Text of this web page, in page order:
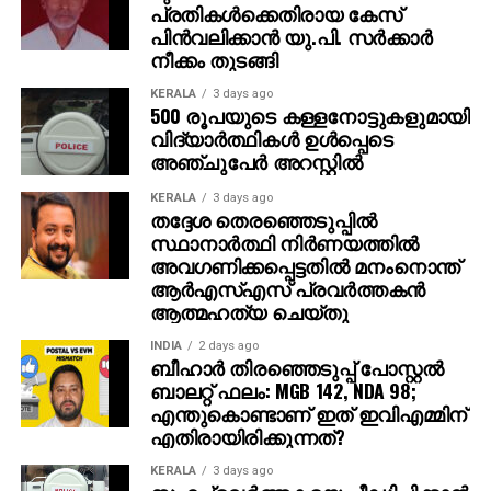
അതേസമയം, ബാഹുബലി ഒന്നും രണ്ടും ഭാഗങ്ങളും
ചേര്‍ത്ത ‘ദി എപ്പിക്ക്’ തിയറ്ററുകളില്‍ ആവേശം
സൃഷ്ടിച്ചുകൊണ്ടിരിക്കുകയാണ്.
പ്രതികള്‍ക്കെതിരായ കേസ്
പിന്‍വലിക്കാന്‍ യു.പി. സര്‍ക്കാര്‍
നീക്കം തുടങ്ങി
KERALA 3 days ago
500 രൂപയുടെ കള്ളനോട്ടുകളുമായി
വിദ്യാര്‍ത്ഥികള്‍ ഉള്‍പ്പെടെ
അഞ്ചുപേര്‍ അറസ്റ്റില്‍
KERALA 3 days ago
തദ്ദേശ തെരഞ്ഞെടുപ്പില്‍
സ്ഥാനാര്‍ത്ഥി നിര്‍ണയത്തില്‍
അവഗണിക്കപ്പെട്ടതില്‍ മനംനൊന്ത്
ആര്‍എസ്എസ് പ്രവര്‍ത്തകന്‍
ആത്മഹത്യ ചെയ്തു
INDIA 2 days ago
ബീഹാർ തിരഞ്ഞെടുപ്പ് പോസ്റ്റൽ
ബാലറ്റ് ഫലം: MGB 142, NDA 98;
എന്തുകൊണ്ടാണ് ഇത് ഇവിഎമ്മിന്
എതിരായിരിക്കുന്നത്?
KERALA 3 days ago